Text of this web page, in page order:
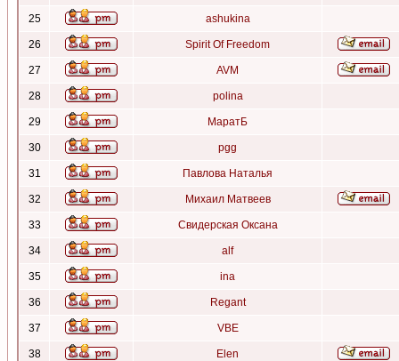
25 ashukina
26 Spirit Of Freedom
27 AVM
28 polina
29 МаратБ
30 pgg
31 Павлова Наталья
32 Михаил Матвеев
33 Свидерская Оксана
34 alf
35 ina
36 Regant
37 VBE
38 Elen